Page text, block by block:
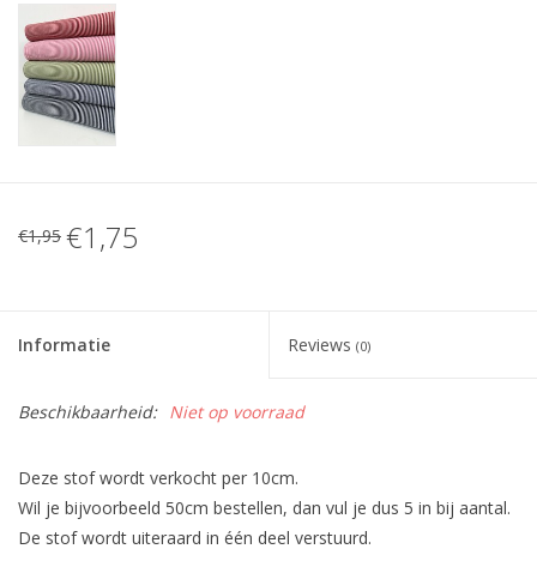
€1,95 €1,75
Informatie Reviews (0)
Beschikbaarheid: Niet op voorraad
Deze stof wordt verkocht per 10cm.
Wil je bijvoorbeeld 50cm bestellen, dan vul je dus 5 in bij aantal.
De stof wordt uiteraard in één deel verstuurd.